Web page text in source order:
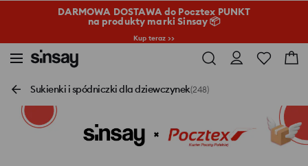
DARMOWA DOSTAWA do Pocztex PUNKT
na produkty marki Sinsay 📦
Kup teraz >>
Sukienki i spódniczki dla dziewczynek(248)